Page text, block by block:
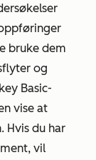
bruke dem
og
Basic-
vise at
Hvis du har
vil